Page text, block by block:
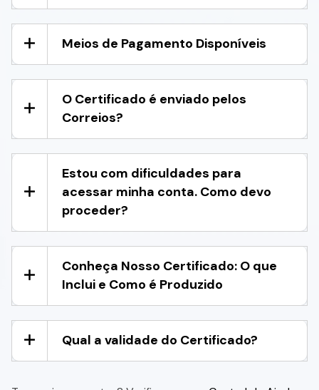
Meios de Pagamento Disponíveis
O Certificado é enviado pelos
Correios?
Estou com dificuldades para
acessar minha conta. Como devo
proceder?
Conheça Nosso Certificado: O que
Inclui e Como é Produzido
Qual a validade do Certificado?